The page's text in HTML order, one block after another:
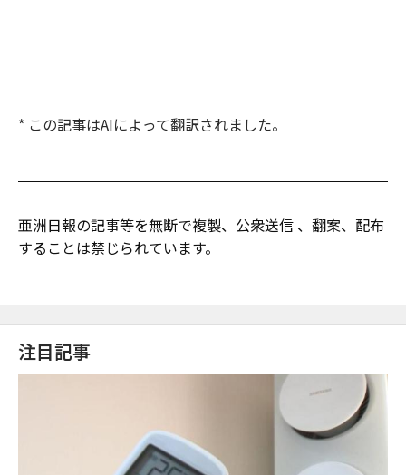
* この記事はAIによって翻訳されました。
亜洲日報の記事等を無断で複製、公衆送信 、翻案、配布
することは禁じられています。
注目記事